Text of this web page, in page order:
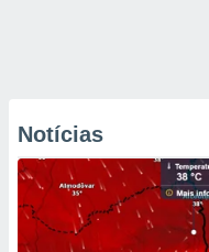
Notícias